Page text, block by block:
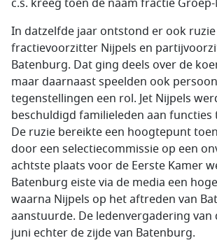
c.s. kreeg toen de naam fractie
In datzelfde jaar ontstond er ook
fractievoorzitter Nijpels en
Batenburg. Dat ging deels over de
maar daarnaast speelden ook
tegenstellingen een rol. Jet Nijpels
beschuldigd familieleden aan functies
De ruzie bereikte een hoogtepunt
door een selectiecommissie op een
achtste plaats voor de Eerste Kamer
Batenburg eiste via de media een
waarna Nijpels op het aftreden van
aanstuurde. De ledenvergadering van
juni echter de zijde van Batenburg.